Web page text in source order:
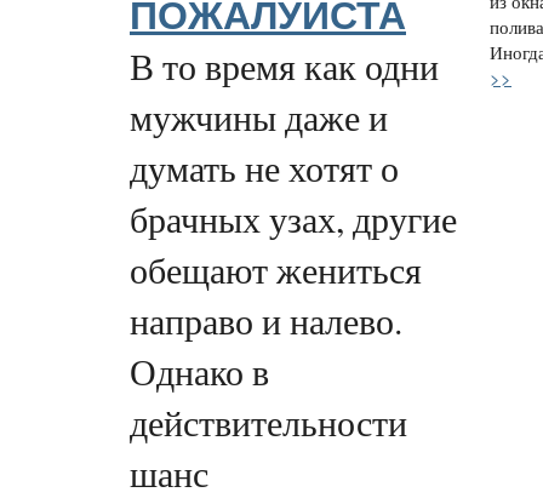
ПОЖАЛУЙСТА
В то время как одни
мужчины даже и
думать не хотят о
брачных узах, другие
обещают жениться
направо и налево.
Однако в
действительности
шанс
>>